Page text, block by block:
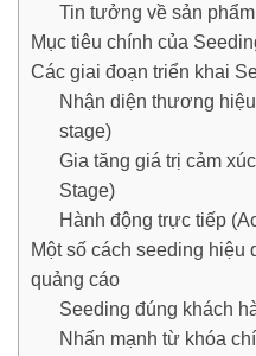
Tin tưởng về sản
Mục tiêu chính của
Các giai đoạn triển khai
Nhận diện thương
stage)
Gia tăng giá trị cảm
Stage)
Hành động trực tiếp
Một số cách seeding hiệu
quảng cáo
Seeding đúng khách
Nhấn mạnh từ khóa